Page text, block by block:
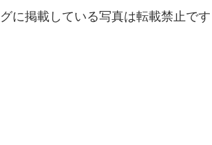
に掲載している写真は転載禁止です